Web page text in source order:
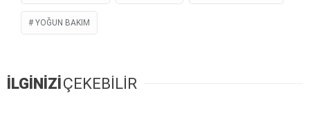
YOĞUN BAKIM
İLGİNİZİÇEKEBİLİR